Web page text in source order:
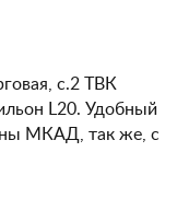
с.2 ТВК
L20. Удобный
МКАД, так же, с